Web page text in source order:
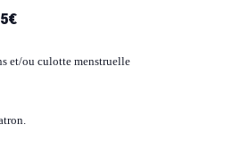
et/ou culotte menstruelle